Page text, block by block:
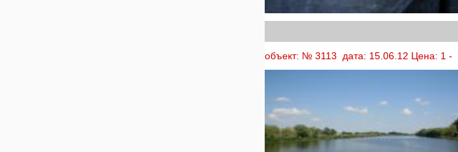
объект: № 3113 дата: 15.06.12 Цена: 1 -